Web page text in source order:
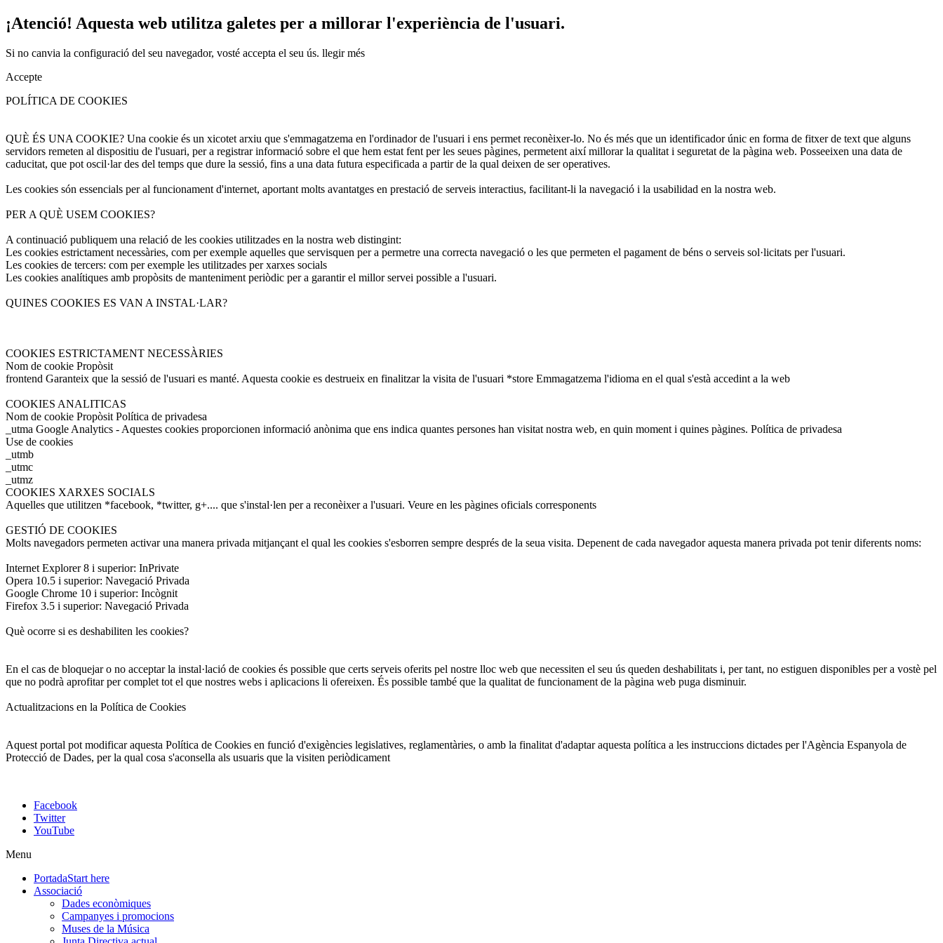
¡Atenció! Aquesta web utilitza galetes per a millorar l'experiència de l'usuari.
Si no canvia la configuració del seu navegador, vosté accepta el seu ús. llegir més
Accepte
POLÍTICA DE COOKIES
QUÈ ÉS UNA COOKIE? Una cookie és un xicotet arxiu que s'emmagatzema en l'ordinador de l'usuari i ens permet reconèixer-lo. No és més que un identificador únic en forma de fitxer de text que alguns
servidors remeten al dispositiu de l'usuari, per a registrar informació sobre el que hem estat fent per les seues pàgines, permetent així millorar la qualitat i seguretat de la pàgina web. Posseeixen una data de
caducitat, que pot oscil·lar des del temps que dure la sessió, fins a una data futura especificada a partir de la qual deixen de ser operatives.
Les cookies són essencials per al funcionament d'internet, aportant molts avantatges en prestació de serveis interactius, facilitant-li la navegació i la usabilidad en la nostra web.
PER A QUÈ USEM COOKIES?
A continuació publiquem una relació de les cookies utilitzades en la nostra web distingint:
Les cookies estrictament necessàries, com per exemple aquelles que servisquen per a permetre una correcta navegació o les que permeten el pagament de béns o serveis sol·licitats per l'usuari.
Les cookies de tercers: com per exemple les utilitzades per xarxes socials
Les cookies analítiques amb propòsits de manteniment periòdic per a garantir el millor servei possible a l'usuari.
QUINES COOKIES ES VAN A INSTAL·LAR?
COOKIES ESTRICTAMENT NECESSÀRIES
Nom de cookie Propòsit
frontend Garanteix que la sessió de l'usuari es manté. Aquesta cookie es destrueix en finalitzar la visita de l'usuari *store Emmagatzema l'idioma en el qual s'està accedint a la web
COOKIES ANALITICAS
Nom de cookie Propòsit Política de privadesa
_utma Google Analytics - Aquestes cookies proporcionen informació anònima que ens indica quantes persones han visitat nostra web, en quin moment i quines pàgines. Política de privadesa
Use de cookies
_utmb
_utmc
_utmz
COOKIES XARXES SOCIALS
Aquelles que utilitzen *facebook, *twitter, g+.... que s'instal·len per a reconèixer a l'usuari. Veure en les pàgines oficials corresponents
GESTIÓ DE COOKIES
Molts navegadors permeten activar una manera privada mitjançant el qual les cookies s'esborren sempre després de la seua visita. Depenent de cada navegador aquesta manera privada pot tenir diferents noms:
Internet Explorer 8 i superior: InPrivate
Opera 10.5 i superior: Navegació Privada
Google Chrome 10 i superior: Incògnit
Firefox 3.5 i superior: Navegació Privada
Què ocorre si es deshabiliten les cookies?
En el cas de bloquejar o no acceptar la instal·lació de cookies és possible que certs serveis oferits pel nostre lloc web que necessiten el seu ús queden deshabilitats i, per tant, no estiguen disponibles per a vostè pel
que no podrà aprofitar per complet tot el que nostres webs i aplicacions li ofereixen. És possible també que la qualitat de funcionament de la pàgina web puga disminuir.
Actualitzacions en la Política de Cookies
Aquest portal pot modificar aquesta Política de Cookies en funció d'exigències legislatives, reglamentàries, o amb la finalitat d'adaptar aquesta política a les instruccions dictades per l'Agència Espanyola de
Protecció de Dades, per la qual cosa s'aconsella als usuaris que la visiten periòdicament
Facebook
Twitter
YouTube
Menu
PortadaStart here
Associació
Dades econòmiques
Campanyes i promocions
Muses de la Música